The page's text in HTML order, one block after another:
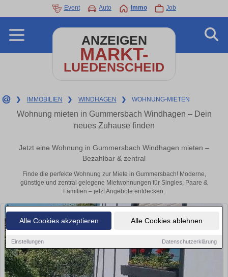
Alle Cookies akzeptieren Alle Cookies ablehnen
Einstellungen Datenschutzerklärung
Event Auto Immo Job
ANZEIGEN
MARKT-
LUEDENSCHEID
❯ IMMOBILIEN ❯ WINDHAGEN ❯ WOHNUNG-MIETEN
Wohnung mieten in Gummersbach Windhagen – Dein
neues Zuhause finden
Jetzt eine Wohnung in Gummersbach Windhagen mieten –
Bezahlbar & zentral
Finde die perfekte Wohnung zur Miete in Gummersbach! Moderne,
günstige und zentral gelegene Mietwohnungen für Singles, Paare &
Familien – jetzt Angebote entdecken.